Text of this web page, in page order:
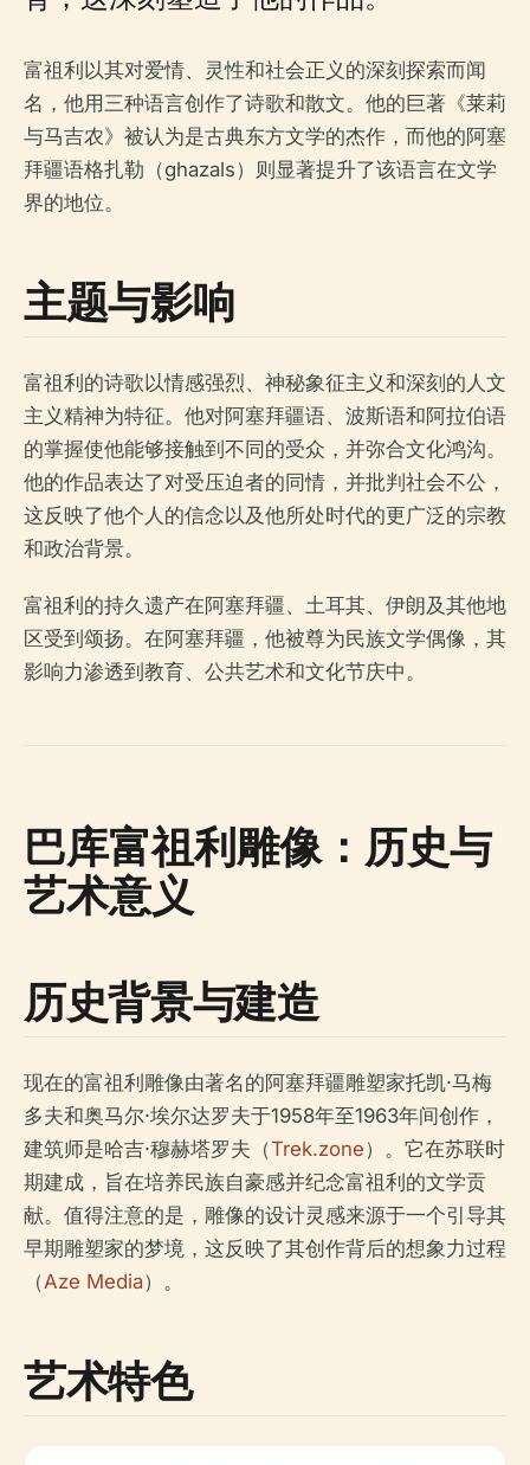
富祖利以其对爱情、灵性和社会正义的深刻探索而闻
名，他用三种语言创作了诗歌和散文。他的巨著《莱莉
与马吉农》被认为是古典东方文学的杰作，而他的阿塞
拜疆语格扎勒（ghazals）则显著提升了该语言在文学
界的地位。
主题与影响
富祖利的诗歌以情感强烈、神秘象征主义和深刻的人文
主义精神为特征。他对阿塞拜疆语、波斯语和阿拉伯语
的掌握使他能够接触到不同的受众，并弥合文化鸿沟。
他的作品表达了对受压迫者的同情，并批判社会不公，
这反映了他个人的信念以及他所处时代的更广泛的宗教
和政治背景。
富祖利的持久遗产在阿塞拜疆、土耳其、伊朗及其他地
区受到颂扬。在阿塞拜疆，他被尊为民族文学偶像，其
影响力渗透到教育、公共艺术和文化节庆中。
巴库富祖利雕像：历史与
艺术意义
历史背景与建造
现在的富祖利雕像由著名的阿塞拜疆雕塑家托凯·马梅
多夫和奥马尔·埃尔达罗夫于1958年至1963年间创作，
建筑师是哈吉·穆赫塔罗夫（Trek.zone）。它在苏联时
期建成，旨在培养民族自豪感并纪念富祖利的文学贡
献。值得注意的是，雕像的设计灵感来源于一个引导其
早期雕塑家的梦境，这反映了其创作背后的想象力过程
（Aze Media）。
艺术特色